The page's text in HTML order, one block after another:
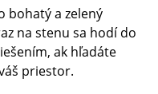
bohatý a zelený
na stenu sa hodí do
ak hľadáte
priestor.